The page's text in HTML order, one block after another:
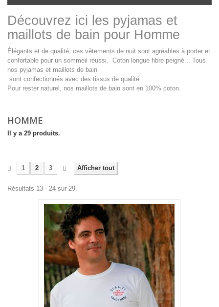
Découvrez ici les pyjamas et
maillots de bain pour Homme
Élégants et de qualité, ces vêtements de nuit sont agréables à porter et
confortable pour un sommeil réussi. Coton longue fibre peigné... Tous
nos pyjamas et maillots de bain
sont confectionnés avec des tissus de qualité.
Pour rester naturel, nos maillots de bain sont en 100% coton.
HOMME
Il y a 29 produits.
Afficher tout
1 2 3
Résultats 13 - 24 sur 29.